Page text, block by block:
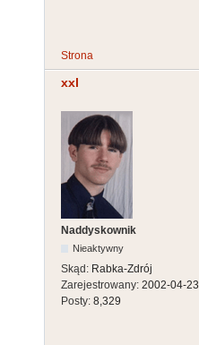
Strona
xxl
Naddyskownik
Nieaktywny
Skąd: Rabka-Zdrój
Zarejestrowany: 2002-04-23
Posty: 8,329